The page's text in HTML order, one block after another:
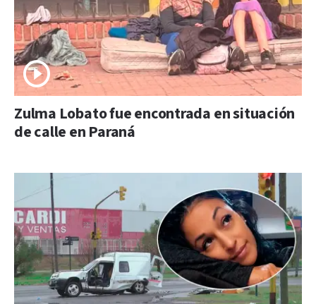
Zulma Lobato fue encontrada en situación
de calle en Paraná